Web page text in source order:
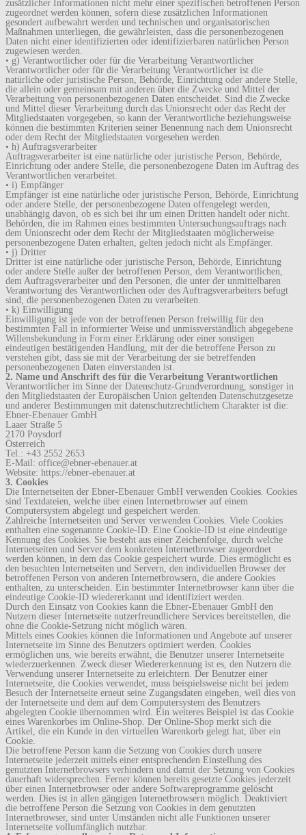
zusätzlicher Informationen nicht mehr einer spezifischen betroffenen Person
zugeordnet werden können, sofern diese zusätzlichen Informationen
gesondert aufbewahrt werden und technischen und organisatorischen
Maßnahmen unterliegen, die gewährleisten, dass die personenbezogenen
Daten nicht einer identifizierten oder identifizierbaren natürlichen Person
zugewiesen werden.
• g) Verantwortlicher oder für die Verarbeitung Verantwortlicher
Verantwortlicher oder für die Verarbeitung Verantwortlicher ist die
natürliche oder juristische Person, Behörde, Einrichtung oder andere Stelle,
die allein oder gemeinsam mit anderen über die Zwecke und Mittel der
Verarbeitung von personenbezogenen Daten entscheidet. Sind die Zwecke
und Mittel dieser Verarbeitung durch das Unionsrecht oder das Recht der
Mitgliedstaaten vorgegeben, so kann der Verantwortliche beziehungsweise
können die bestimmten Kriterien seiner Benennung nach dem Unionsrecht
oder dem Recht der Mitgliedstaaten vorgesehen werden.
• h) Auftragsverarbeiter
Auftragsverarbeiter ist eine natürliche oder juristische Person, Behörde,
Einrichtung oder andere Stelle, die personenbezogene Daten im Auftrag des
Verantwortlichen verarbeitet.
• i) Empfänger
Empfänger ist eine natürliche oder juristische Person, Behörde, Einrichtung
oder andere Stelle, der personenbezogene Daten offengelegt werden,
unabhängig davon, ob es sich bei ihr um einen Dritten handelt oder nicht.
Behörden, die im Rahmen eines bestimmten Untersuchungsauftrags nach
dem Unionsrecht oder dem Recht der Mitgliedstaaten möglicherweise
personenbezogene Daten erhalten, gelten jedoch nicht als Empfänger.
• j) Dritter
Dritter ist eine natürliche oder juristische Person, Behörde, Einrichtung
oder andere Stelle außer der betroffenen Person, dem Verantwortlichen,
dem Auftragsverarbeiter und den Personen, die unter der unmittelbaren
Verantwortung des Verantwortlichen oder des Auftragsverarbeiters befugt
sind, die personenbezogenen Daten zu verarbeiten.
• k) Einwilligung
Einwilligung ist jede von der betroffenen Person freiwillig für den
bestimmten Fall in informierter Weise und unmissverständlich abgegebene
Willensbekundung in Form einer Erklärung oder einer sonstigen
eindeutigen bestätigenden Handlung, mit der die betroffene Person zu
verstehen gibt, dass sie mit der Verarbeitung der sie betreffenden
personenbezogenen Daten einverstanden ist.
2. Name und Anschrift des für die Verarbeitung Verantwortlichen
Verantwortlicher im Sinne der Datenschutz-Grundverordnung, sonstiger in
den Mitgliedstaaten der Europäischen Union geltenden Datenschutzgesetze
und anderer Bestimmungen mit datenschutzrechtlichem Charakter ist die:
Ebner-Ebenauer GmbH
Laaer Straße 5
2170 Poysdorf
Österreich
Tel.: +43 2552 2653
E-Mail: office@ebner-ebenauer.at
Website: https://ebner-ebenauer.at
3. Cookies
Die Internetseiten der Ebner-Ebenauer GmbH verwenden Cookies. Cookies
sind Textdateien, welche über einen Internetbrowser auf einem
Computersystem abgelegt und gespeichert werden.
Zahlreiche Internetseiten und Server verwenden Cookies. Viele Cookies
enthalten eine sogenannte Cookie-ID. Eine Cookie-ID ist eine eindeutige
Kennung des Cookies. Sie besteht aus einer Zeichenfolge, durch welche
Internetseiten und Server dem konkreten Internetbrowser zugeordnet
werden können, in dem das Cookie gespeichert wurde. Dies ermöglicht es
den besuchten Internetseiten und Servern, den individuellen Browser der
betroffenen Person von anderen Internetbrowsern, die andere Cookies
enthalten, zu unterscheiden. Ein bestimmter Internetbrowser kann über die
eindeutige Cookie-ID wiedererkannt und identifiziert werden.
Durch den Einsatz von Cookies kann die Ebner-Ebenauer GmbH den
Nutzern dieser Internetseite nutzerfreundlichere Services bereitstellen, die
ohne die Cookie-Setzung nicht möglich wären.
Mittels eines Cookies können die Informationen und Angebote auf unserer
Internetseite im Sinne des Benutzers optimiert werden. Cookies
ermöglichen uns, wie bereits erwähnt, die Benutzer unserer Internetseite
wiederzuerkennen. Zweck dieser Wiedererkennung ist es, den Nutzern die
Verwendung unserer Internetseite zu erleichtern. Der Benutzer einer
Internetseite, die Cookies verwendet, muss beispielsweise nicht bei jedem
Besuch der Internetseite erneut seine Zugangsdaten eingeben, weil dies von
der Internetseite und dem auf dem Computersystem des Benutzers
abgelegten Cookie übernommen wird. Ein weiteres Beispiel ist das Cookie
eines Warenkorbes im Online-Shop. Der Online-Shop merkt sich die
Artikel, die ein Kunde in den virtuellen Warenkorb gelegt hat, über ein
Cookie.
Die betroffene Person kann die Setzung von Cookies durch unsere
Internetseite jederzeit mittels einer entsprechenden Einstellung des
genutzten Internetbrowsers verhindern und damit der Setzung von Cookies
dauerhaft widersprechen. Ferner können bereits gesetzte Cookies jederzeit
über einen Internetbrowser oder andere Softwareprogramme gelöscht
werden. Dies ist in allen gängigen Internetbrowsern möglich. Deaktiviert
die betroffene Person die Setzung von Cookies in dem genutzten
Internetbrowser, sind unter Umständen nicht alle Funktionen unserer
Internetseite vollumfänglich nutzbar.